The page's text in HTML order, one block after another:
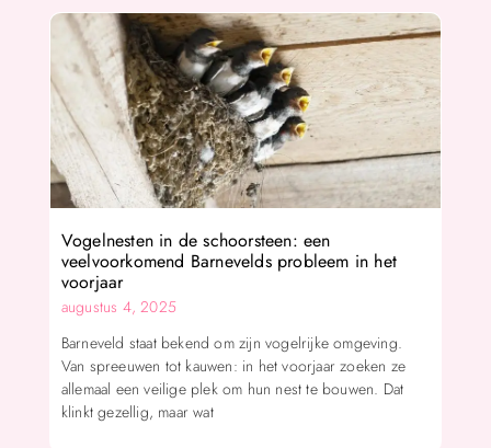
Vogelnesten in de schoorsteen: een
veelvoorkomend Barnevelds probleem in het
voorjaar
augustus 4, 2025
Barneveld staat bekend om zijn vogelrijke omgeving.
Van spreeuwen tot kauwen: in het voorjaar zoeken ze
allemaal een veilige plek om hun nest te bouwen. Dat
klinkt gezellig, maar wat